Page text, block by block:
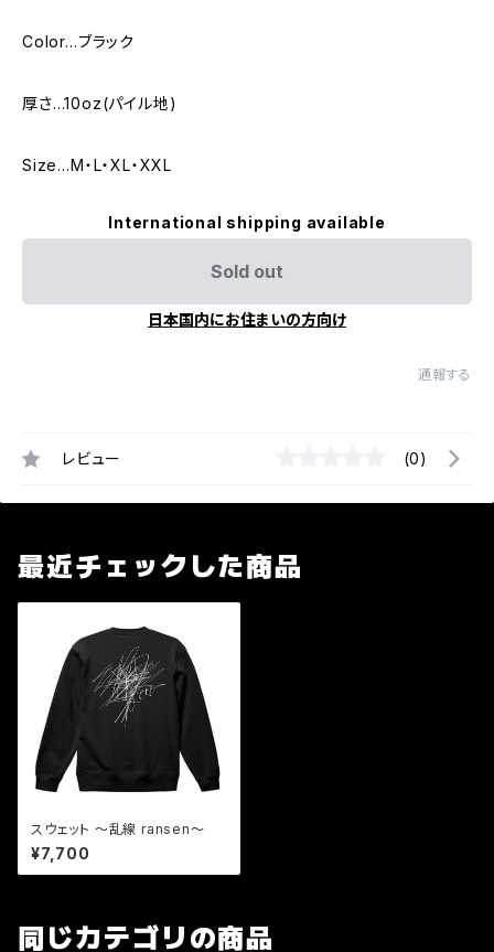
Color…ブラック
厚さ…10oz(パイル地)
Size…M・L・XL・XXL
International shipping available
Sold out
日本国内にお住まいの方向け
通報する
レビュー (0)
最近チェックした商品
スウェット 〜乱線 ransen〜
¥7,700
同じカテゴリの商品